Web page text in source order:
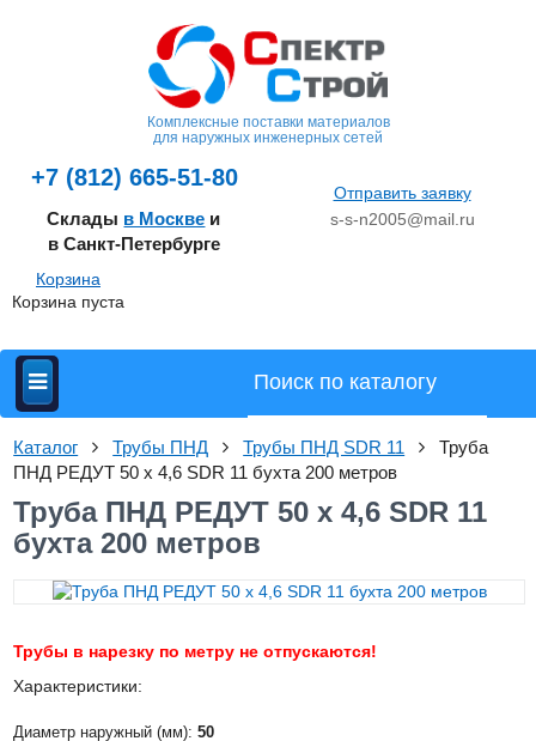
Комплексные поставки материалов
для наружных инженерных сетей
+7 (812) 665-51-80
Склады в Москве и
в Санкт-Петербурге
Отправить заявку
s-s-n2005@mail.ru
Корзина
Корзина пуста
Каталог Трубы ПНД Трубы ПНД SDR 11
Труба
ПНД РЕДУТ 50 х 4,6 SDR 11 бухта 200 метров
Труба ПНД РЕДУТ 50 х 4,6 SDR 11
бухта 200 метров
Трубы в нарезку по метру не отпускаются!
Характеристики:
Диаметр наружный (мм): 50